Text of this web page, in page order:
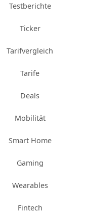
Testberichte
Ticker
Tarifvergleich
Tarife
Deals
Mobilität
Smart Home
Gaming
Wearables
Fintech